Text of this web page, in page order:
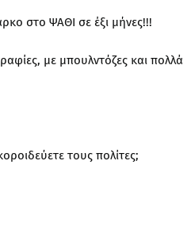
στο ΨΑΘΙ σε έξι μήνες!!!
με μπουλντόζες και πολλά
τους πολίτες;